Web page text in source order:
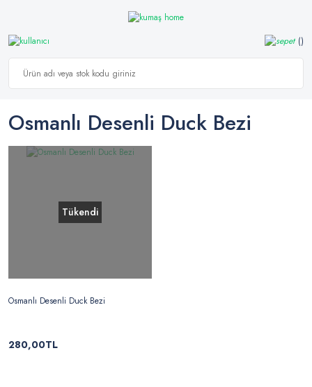
Osmanlı Desenli Duck Bezi
Tükendi
Osmanlı Desenli Duck Bezi
280,00TL